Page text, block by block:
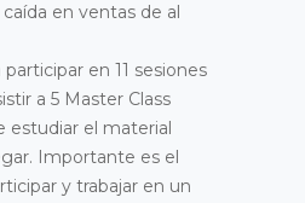
en ventas de al
en 11 sesiones
a 5 Master Class
estudiar el material
Importante es el
y trabajar en un